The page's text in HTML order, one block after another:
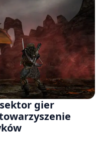
gier